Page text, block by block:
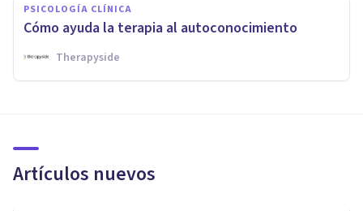
PSICOLOGÍA CLÍNICA
Cómo ayuda la terapia al autoconocimiento
Therapyside
Artículos nuevos